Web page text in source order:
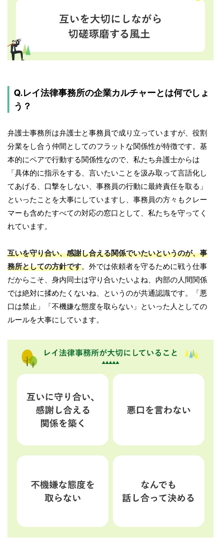
Q.レイ法律事務所の企業カルチャーとは何でしょ
う？
弁護士事務所は弁護士と事務員で成り立っていますが、役割
分業をし合う仲間としてのフラットな関係性が特徴です。基
本的にペアで行動する関係性なので、私たち弁護士からは
「具体的に指示をする、言いたいことを汲み取って言語化し
てあげる、口撃をしない、事務員の行動に最終責任を取る」
といったことを大事にしていますし、事務員の方々もクレー
マーも含めたすべての対応の窓口として、私たちを守ってく
れています。
互いを守り合い、感謝し合える関係でいたいというのが、事
務所としての方針です。外では依頼者を守るために戦う仕事
だからこそ、身内同士は守り合いたいよね、内部の人間関係
では絶対に揉めたくないね、というのが共通認識です。「悪
口は禁止」「不機嫌な態度を取らない」といった人としての
ルールを大事にしています。